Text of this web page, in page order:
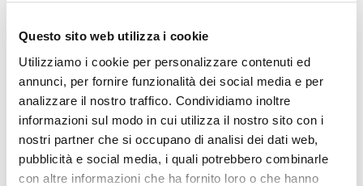
Questo sito web utilizza i cookie
Utilizziamo i cookie per personalizzare contenuti ed
annunci, per fornire funzionalità dei social media e per
analizzare il nostro traffico. Condividiamo inoltre
informazioni sul modo in cui utilizza il nostro sito con i
nostri partner che si occupano di analisi dei dati web,
pubblicità e social media, i quali potrebbero combinarle
con altre informazioni che ha fornito loro o che hanno
Siamo presenti ad MOTORTEC 2022 20-23 Aprile
2022
Venite a visitarci STAND 5B01